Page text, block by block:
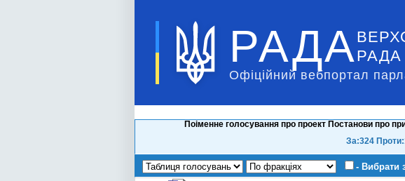
РАДА РАДА
Офіційний вебпортал
Поіменне голосування про проект Постанови про
За:324
- Вибрати